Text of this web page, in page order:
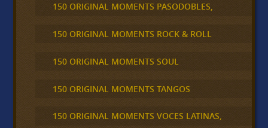
150 ORIGINAL MOMENTS PASODOBLES,
150 ORIGINAL MOMENTS ROCK & ROLL
150 ORIGINAL MOMENTS SOUL
150 ORIGINAL MOMENTS TANGOS
150 ORIGINAL MOMENTS VOCES LATINAS,